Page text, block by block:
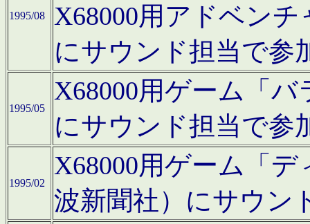
1995/08
X68000用アドベン
にサウンド担当で参
1995/05
X68000用ゲーム「
にサウンド担当で参
1995/02
X68000用ゲーム「
波新聞社）にサウン